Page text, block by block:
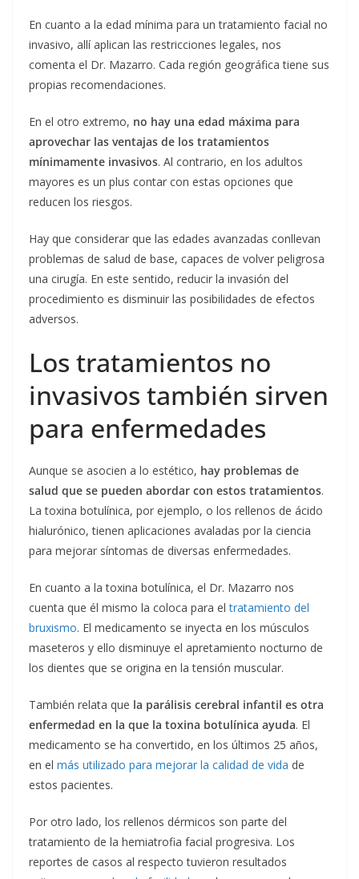
En cuanto a la edad mínima para un tratamiento facial no
invasivo, allí aplican las restricciones legales, nos
comenta el Dr. Mazarro. Cada región geográfica tiene sus
propias recomendaciones.
En el otro extremo, no hay una edad máxima para
aprovechar las ventajas de los tratamientos
mínimamente invasivos. Al contrario, en los adultos
mayores es un plus contar con estas opciones que
reducen los riesgos.
Hay que considerar que las edades avanzadas conllevan
problemas de salud de base, capaces de volver peligrosa
una cirugía. En este sentido, reducir la invasión del
procedimiento es disminuir las posibilidades de efectos
adversos.
Los tratamientos no
invasivos también sirven
para enfermedades
Aunque se asocien a lo estético, hay problemas de
salud que se pueden abordar con estos tratamientos.
La toxina botulínica, por ejemplo, o los rellenos de ácido
hialurónico, tienen aplicaciones avaladas por la ciencia
para mejorar síntomas de diversas enfermedades.
En cuanto a la toxina botulínica, el Dr. Mazarro nos
cuenta que él mismo la coloca para eltratamiento del
bruxismo. El medicamento se inyecta en los músculos
maseteros y ello disminuye el apretamiento nocturno de
los dientes que se origina en la tensión muscular.
También relata que la parálisis cerebral infantil es otra
enfermedad en la que la toxina botulínica ayuda. El
medicamento se ha convertido, en los últimos 25 años,
en el más utilizado para mejorar la calidad de vida de
estos pacientes.
Por otro lado, los rellenos dérmicos son parte del
tratamiento de la hemiatrofia facial progresiva. Los
reportes de casos al respecto tuvieron resultados